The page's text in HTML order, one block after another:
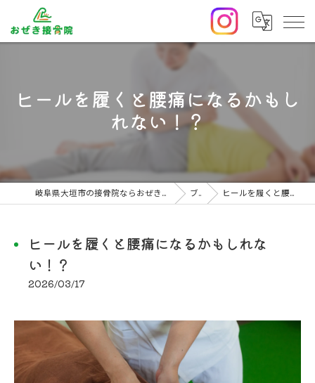
ヒールを履くと腰痛になるかもし
れない！？
岐阜県大垣市の接骨院ならおぜき接骨院/整体院｜腰痛/交通事故治療/肩こり ブログ ヒールを履くと腰痛になるかもしれない！？
ヒールを履くと腰痛になるかもしれな
い！？
2026/03/17